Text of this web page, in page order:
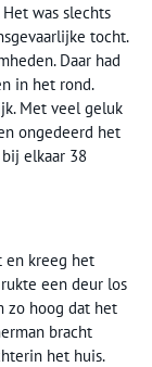
was slechts
tocht.
Daar had
in het rond.
Met veel geluk
ongedeerd het
elkaar 38
en kreeg het
een deur los
zo hoog dat het
bracht
het huis.